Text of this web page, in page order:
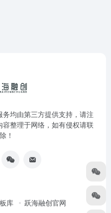
均由第三方提供支持，请注
整理于网络，如有侵权请联
！
库 跃海融创官网